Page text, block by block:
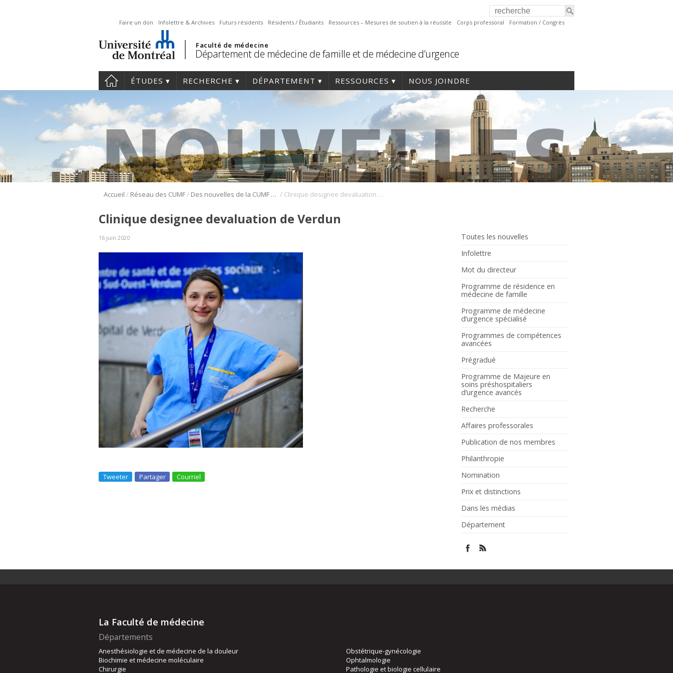
Faire un don Infolettre & Archives Futurs résidents Résidents / Étudiants Ressources – Mesures de soutien à la réussite Corps professoral Formation / Congrès
Faculté de médecine
Département de médecine de famille et de médecine d’urgence
ÉTUDES RECHERCHE DÉPARTEMENT RESSOURCES NOUS JOINDRE
Accueil / Réseau des CUMF/ Des nouvelles de la CUMF de Verdun / Clinique designee devaluation de Verdun
Toutes les nouvelles
Infolettre
Mot du directeur
Programme de résidence en
médecine de famille
Programme de médecine
d’urgence spécialisé
Programmes de compétences
avancées
Prégradué
Programme de Majeure en
soins préshospitaliers
d’urgence avancés
Recherche
Affaires professorales
Publication de nos membres
Philanthropie
Nomination
Prix et distinctions
Dans les médias
Département
Clinique designee devaluation de Verdun
16 juin 2020
Tweeter Partager Courriel
La Faculté de médecine
Départements
Anesthésiologie et de médecine de la douleur
Biochimie et médecine moléculaire
Chirurgie
Obstétrique-gynécologie
Ophtalmologie
Pathologie et biologie cellulaire